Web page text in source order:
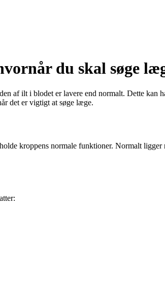
du skal søge
af ilt i blodet er lavere end normalt. Dette
det er vigtigt at søge læge.
kroppens normale funktioner. Normalt